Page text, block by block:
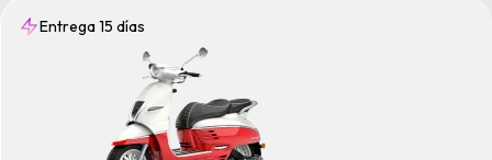
Entrega 15 días